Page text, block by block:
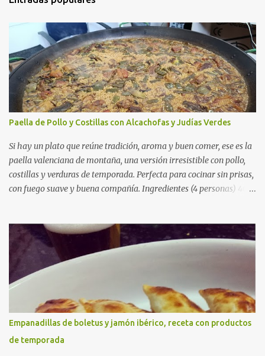
Paella de Pollo y Costillas con Alcachofas y Judías Verdes
Si hay un plato que reúne tradición, aroma y buen comer, ese es la
paella valenciana de montaña, una versión irresistible con pollo,
costillas y verduras de temporada. Perfecta para cocinar sin prisas,
con fuego suave y buena compañía. Ingredientes (4 personas) 400
verdes planas 2 tomates maduros rallados 1,2 litros de caldo de
pollo (o agua) 1 cucharadita de hebras de azafrán 1 cucharadita de
pimentón dulce 2 dientes de ajo Aceite de oliva virgen extra Sal al
gusto (Opcional) una ramita de romero Elaboración 1. Prepara las
verduras Limpia las alcachofas, retira las hojas duras y córtalas en
cuartos. Trocea las judías verdes. Reserva en agua con limón para
que no se oxiden. 2. Sofríe las carnes En la paellera, añade un buen
chorro de aceite de oliva y dora bien el pollo y las costillas a fuego
medio-alto. Este paso es clave: cuanto más dorado, más sabor ten...
Empanadillas de boletus y jamón ibérico, receta con productos
de temporada